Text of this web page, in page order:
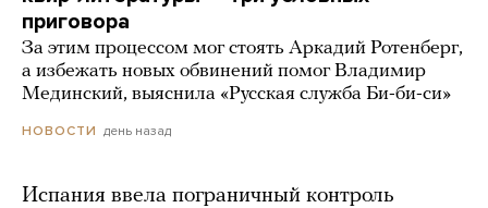
приговора
За этим процессом мог стоять Аркадий Ротенберг,
а избежать новых обвинений помог Владимир
Мединский, выяснила «Русская служба Би-би-си»
НОВОСТИ день назад
Испания ввела пограничный контроль